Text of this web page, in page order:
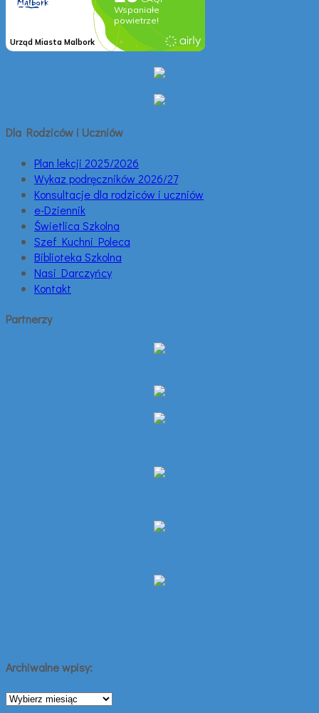
Dla Rodziców i Uczniów
Plan lekcji 2025/2026
Wykaz podręczników 2026/27
Konsultacje dla rodziców i uczniów
e-Dziennik
Świetlica Szkolna
Szef Kuchni Poleca
Biblioteka Szkolna
Nasi Darczyńcy
Kontakt
Partnerzy
Archiwalne wpisy:
Archiwalne